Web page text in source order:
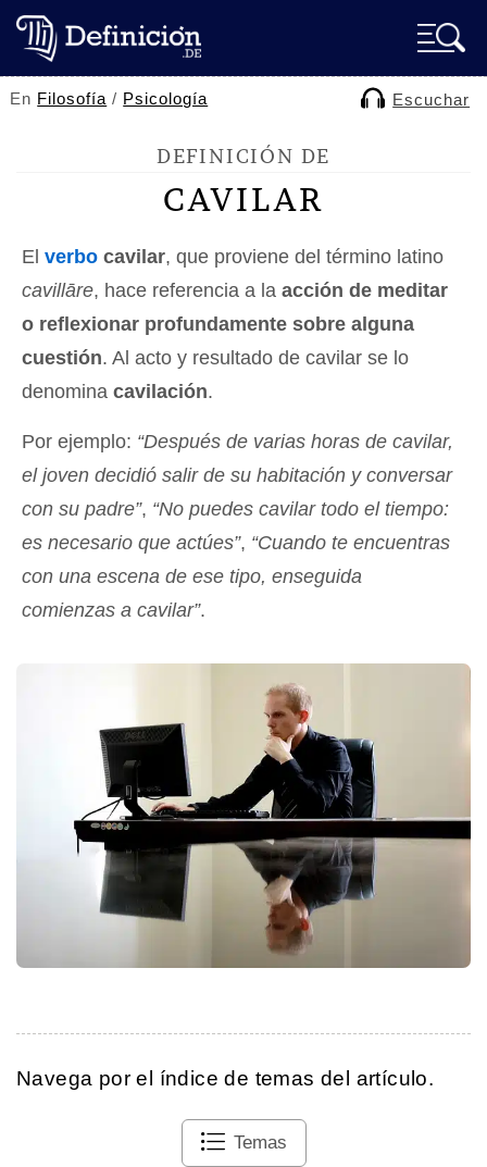
En Filosofía / Psicología Escuchar
DEFINICIÓN DE
CAVILAR
El verbo cavilar, que proviene del término latino
cavillāre, hace referencia a la acción de meditar
o reflexionar profundamente sobre alguna
cuestión. Al acto y resultado de cavilar se lo
denomina cavilación.
Por ejemplo: “Después de varias horas de cavilar,
el joven decidió salir de su habitación y conversar
con su padre”, “No puedes cavilar todo el tiempo:
es necesario que actúes”, “Cuando te encuentras
con una escena de ese tipo, enseguida
comienzas a cavilar”.
Navega por el índice de temas del artículo.
Temas